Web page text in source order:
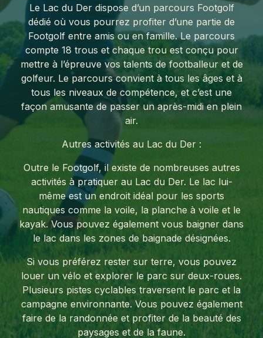
Le Lac du Der dispose d’un parcours Footgolf
dédié où vous pourrez profiter d’une partie de
Footgolf entre amis ou en famille. Le parcours
compte 18 trous et chaque trou est conçu pour
mettre à l’épreuve vos talents de footballeur et de
golfeur. Le parcours convient à tous les âges et à
tous les niveaux de compétence, et c’est une
façon amusante de passer un après-midi en plein
air.
Autres activités au Lac du Der :
Outre le Footgolf, il existe de nombreuses autres
activités à pratiquer au Lac du Der. Le lac lui-
même est un endroit idéal pour les sports
nautiques comme la voile, la planche à voile et le
kayak. Vous pouvez également vous baigner dans
le lac dans les zones de baignade désignées.
Si vous préférez rester sur terre, vous pouvez
louer un vélo et explorer le parc sur deux-roues.
Plusieurs pistes cyclables traversent le parc et la
campagne environnante. Vous pouvez également
faire de la randonnée et profiter de la beauté des
paysages et de la faune.